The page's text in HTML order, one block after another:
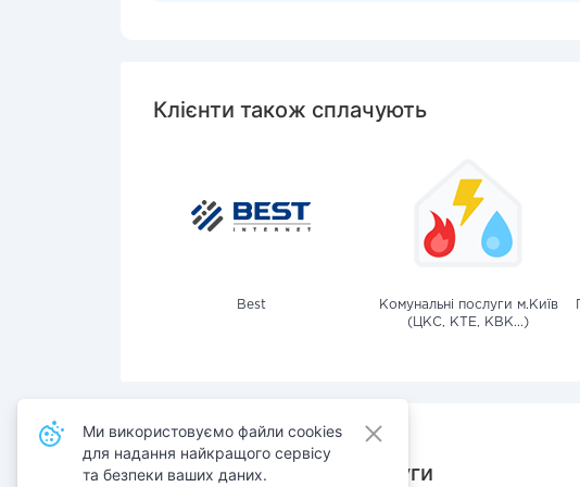
Клієнти також сплачують
Best
Комунальні послуги м.Київ
(ЦКС, КТЕ, КВК...)
Також сплачують послуги
Ми використовуємо файли cookies
для надання найкращого сервісу
та безпеки ваших даних.